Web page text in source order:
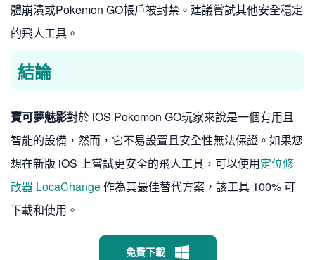
體崩潰或Pokemon GO帳戶被封禁。建議嘗試其他安全穩定
的飛人工具。
結論
寶可夢魅影對於 iOS Pokemon GO玩家來說是一個有用且
智能的設備，然而，它不易設置且安全性無法保證。如果您
想在新版 iOS 上嘗試更安全的飛人工具，可以使用定位修
改器 LocaChange作為其最佳替代方案，該工具 100% 可
下載和使用。
免費下載